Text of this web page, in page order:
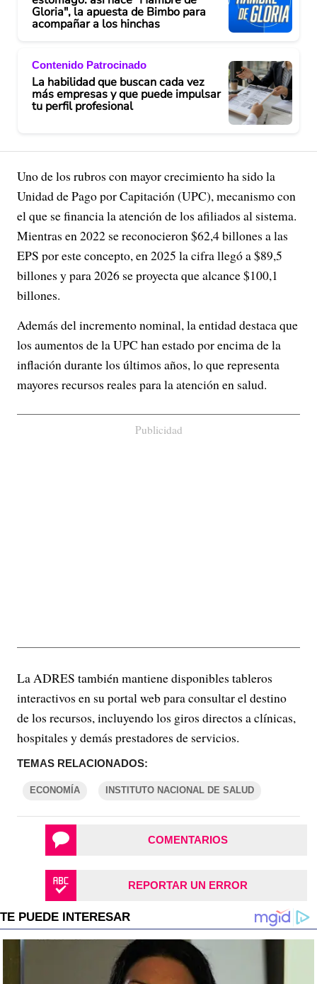
Gloria", la apuesta de Bimbo para
acompañar a los hinchas
Contenido Patrocinado
La habilidad que buscan cada vez
más empresas y que puede impulsar
tu perfil profesional
Uno de los rubros con mayor crecimiento ha sido la
Unidad de Pago por Capitación (UPC), mecanismo con
el que se financia la atención de los afiliados al sistema.
Mientras en 2022 se reconocieron $62,4 billones a las
EPS por este concepto, en 2025 la cifra llegó a $89,5
billones y para 2026 se proyecta que alcance $100,1
billones.
Además del incremento nominal, la entidad destaca que
los aumentos de la UPC han estado por encima de la
inflación durante los últimos años, lo que representa
mayores recursos reales para la atención en salud.
Publicidad
La ADRES también mantiene disponibles tableros
interactivos en su portal web para consultar el destino
de los recursos, incluyendo los giros directos a clínicas,
hospitales y demás prestadores de servicios.
TEMAS RELACIONADOS:
ECONOMÍA INSTITUTO NACIONAL DE SALUD
COMENTARIOS
REPORTAR UN ERROR